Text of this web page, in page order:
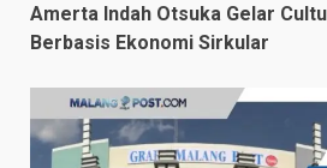
Amerta Indah Otsuka Gelar
Berbasis Ekonomi Sirkular